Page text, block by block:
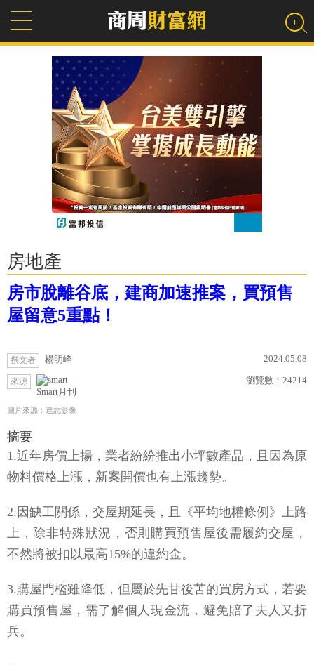
房地產
房市脫離谷底，建商加速推案，買預售
屋留意5重點！
撰文者 楊明峰 2024.05.08
來源
Smart月刊
瀏覽數： 24214
圖片來源：達志影像
摘要
1.近年房價上揚，業者紛紛推出小坪數產品，且因為原
物料價格上漲，新案開價也有上漲趨勢。
2.因缺工關係，交屋期延長，且《平均地權條例》上路
上，除非特殊狀況，否則購買預售屋後需履約交屋，
不然將被扣以最高15%的違約金。
3.購屋門檻雖降低，但屬於先甘後苦的買房方式，若要
購買預售屋，需了解個人現金流，避免賠了夫人又折
兵。